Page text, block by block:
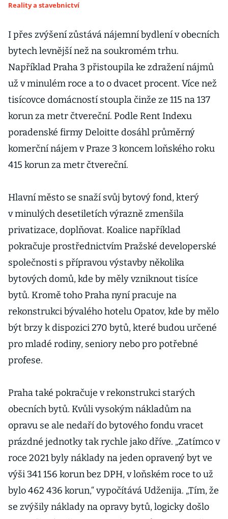
Reality a stavebnictví
I přes zvýšení zůstává nájemní bydlení v obecních
bytech levnější než na soukromém trhu.
Například Praha 3 přistoupila ke zdražení nájmů
už v minulém roce a to o dvacet procent. Více než
tisícovce domácností stoupla činže ze 115 na 137
korun za metr čtvereční. Podle Rent Indexu
poradenské firmy Deloitte dosáhl průměrný
komerční nájem v Praze 3 koncem loňského roku
415 korun za metr čtvereční.
Hlavní město se snaží svůj bytový fond, který
v minulých desetiletích výrazně zmenšila
privatizace, doplňovat. Koalice například
pokračuje prostřednictvím Pražské developerské
společnosti s přípravou výstavby několika
bytových domů, kde by měly vzniknout tisíce
bytů. Kromě toho Praha nyní pracuje na
rekonstrukci bývalého hotelu Opatov, kde by mělo
být brzy k dispozici 270 bytů, které budou určené
pro mladé rodiny, seniory nebo pro potřebné
profese.
Praha také pokračuje v rekonstrukci starých
obecních bytů. Kvůli vysokým nákladům na
opravu se ale nedaří do bytového fondu vracet
prázdné jednotky tak rychle jako dříve. „Zatímco v
roce 2021 byly náklady na jeden opravený byt ve
výši 341 156 korun bez DPH, v loňském roce to už
bylo 462 436 korun,“ vypočítává Udženija. „Tím, že
se zvýšily náklady na opravy bytů, logicky došlo